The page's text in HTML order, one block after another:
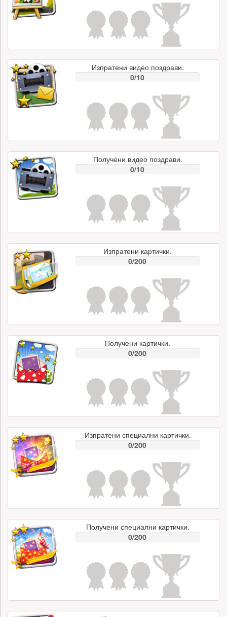
Изпратени видео поздрави.
0/10
Получени видео поздрави.
0/10
Изпратени картички.
0/200
Получени картички.
0/200
Изпратени специални картички.
0/200
Получени специални картички.
0/200